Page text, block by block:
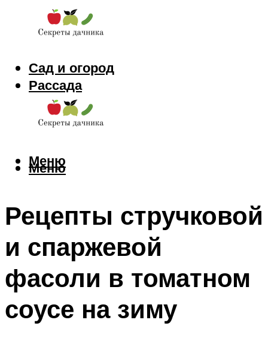
Сад и огород
Рассада
Цветы
Заготовки
Меню
Меню
Рецепты стручковой
и спаржевой
фасоли в томатном
соусе на зиму